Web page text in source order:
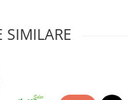
SIMILARE